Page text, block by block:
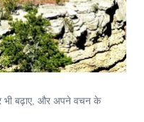
भी बढ़ाए, और अपने वचन के